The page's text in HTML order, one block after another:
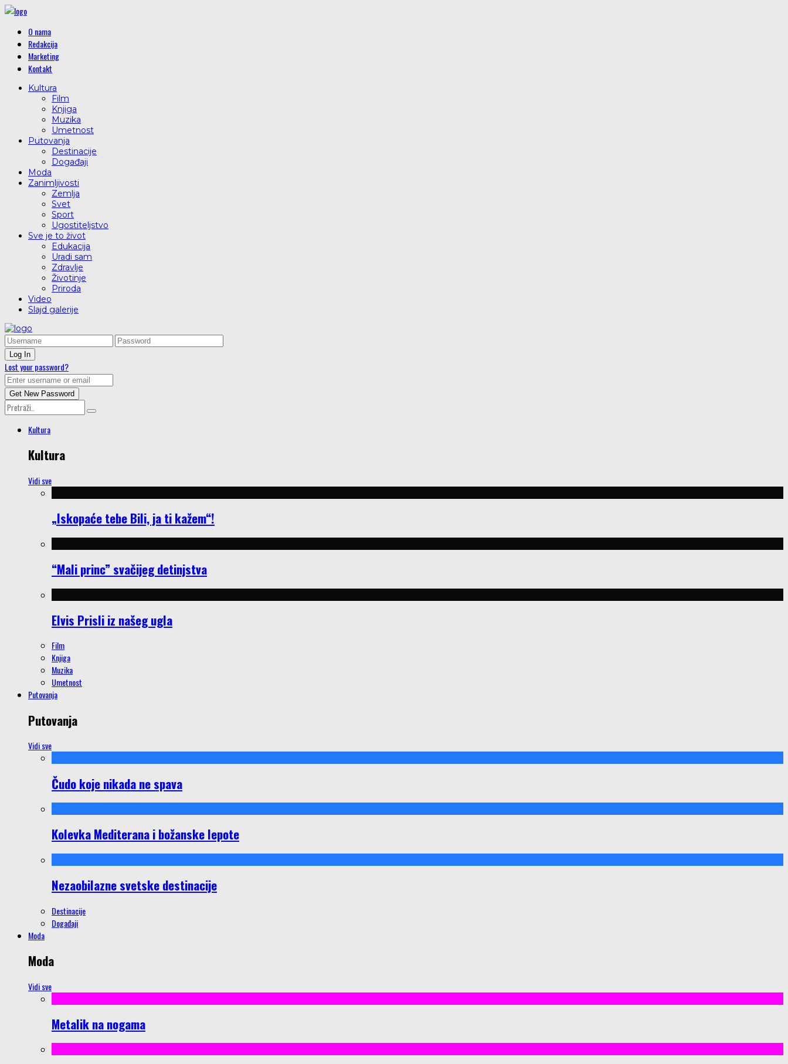
O nama
Redakcija
Marketing
Kontakt
Kultura
Film
Knjiga
Muzika
Umetnost
Putovanja
Destinacije
Događaji
Moda
Zanimljivosti
Zemlja
Svet
Sport
Ugostiteljstvo
Sve je to život
Edukacija
Uradi sam
Zdravlje
Životinje
Priroda
Video
Slajd galerije
Lost your password?
Kultura
Kultura
Vidi sve
„Iskopaće tebe Bili, ja ti kažem“!
“Mali princ” svačijeg detinjstva
Elvis Prisli iz našeg ugla
Film
Knjiga
Muzika
Umetnost
Putovanja
Putovanja
Vidi sve
Čudo koje nikada ne spava
Kolevka Mediterana i božanske lepote
Nezaobilazne svetske destinacije
Destinacije
Događaji
Moda
Moda
Vidi sve
Metalik na nogama